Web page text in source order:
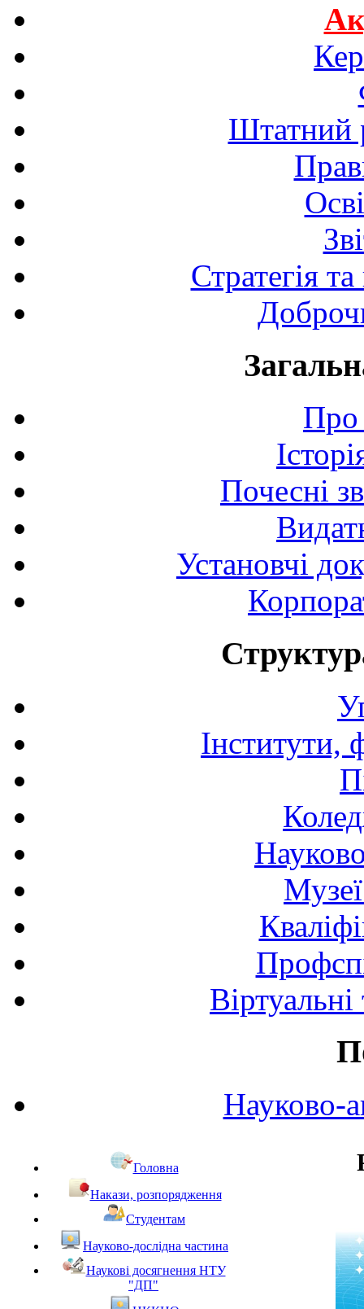
Штатний
Стратегія
Про
Почесні
Установчі
Інститути,
Науково-
Головна
Накази, розпорядження
Студентам
Науково-дослідна частина
Наукові досягнення НТУ
"ДП"